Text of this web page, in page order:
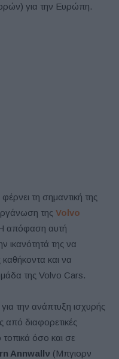
για την Ευρώπη.
φέρνει τη σημαντική της
της Volvo
απόφαση αυτή
ικανότητά της να
καθήκοντα και να
της Volvo Cars.
για την ανάπτυξη ισχυρής
από διαφορετικές
όσο και σε
rn Annwallν (Μπγιορν